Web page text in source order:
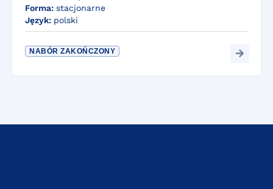
Forma: stacjonarne
Język: polski
NABÓR ZAKOŃCZONY